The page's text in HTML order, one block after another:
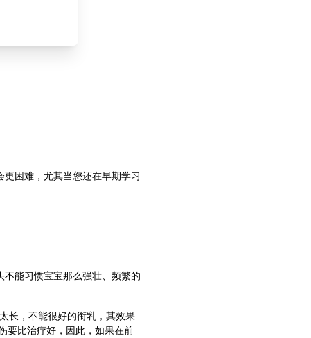
困难，尤其当您还在早期学习
能习惯宝宝那么强壮、频繁的
长，不能很好的衔乳，其效果
要比治疗好，因此，如果在前